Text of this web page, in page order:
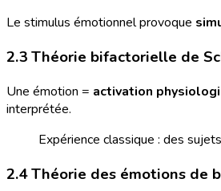
Le stimulus émotionnel provoque
2.3 Théorie bifactorielle de
Une émotion = activation
interprétée.
Expérience classique : des
2.4 Théorie des émotions de